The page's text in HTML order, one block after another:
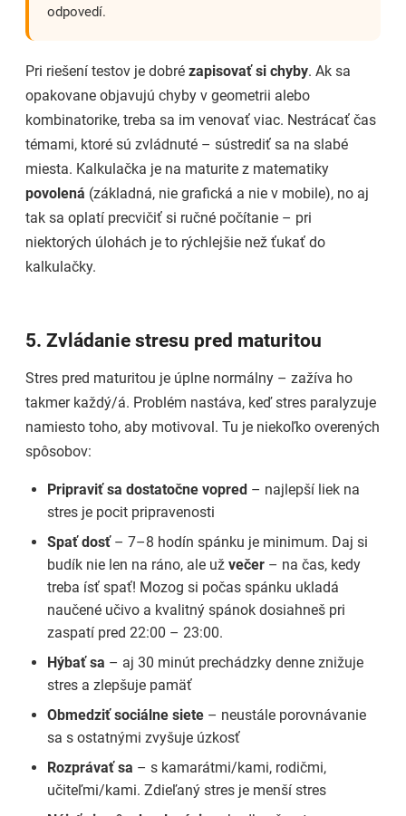
odpovedí.
Pri riešení testov je dobré zapisovať si chyby. Ak sa
opakovane objavujú chyby v geometrii alebo
kombinatorike, treba sa im venovať viac. Nestrácať čas
témami, ktoré sú zvládnuté – sústrediť sa na slabé
miesta. Kalkulačka je na maturite z matematiky
povolená (základná, nie grafická a nie v mobile), no aj
tak sa oplatí precvičiť si ručné počítanie – pri
niektorých úlohách je to rýchlejšie než ťukať do
kalkulačky.
5. Zvládanie stresu pred maturitou
Stres pred maturitou je úplne normálny – zažíva ho
takmer každý/á. Problém nastáva, keď stres paralyzuje
namiesto toho, aby motivoval. Tu je niekoľko overených
spôsobov:
Pripraviť sa dostatočne vopred – najlepší liek na
stres je pocit pripravenosti
Spať dosť– 7–8 hodín spánku je minimum. Daj si
budík nie len na ráno, ale už večer – na čas, kedy
treba ísť spať! Mozog si počas spánku ukladá
naučené učivo a kvalitný spánok dosiahneš pri
zaspatí pred 22:00 – 23:00.
Hýbať sa – aj 30 minút prechádzky denne znižuje
stres a zlepšuje pamäť
Obmedziť sociálne siete – neustále porovnávanie
sa s ostatnými zvyšuje úzkosť
Rozprávať sa – s kamarátmi/kami, rodičmi,
učiteľmi/kami. Zdieľaný stres je menší stres